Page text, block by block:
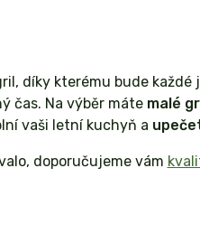
díky kterému bude každé
čas. Na výběr máte malé
vaši letní kuchyň a
doporučujeme vám